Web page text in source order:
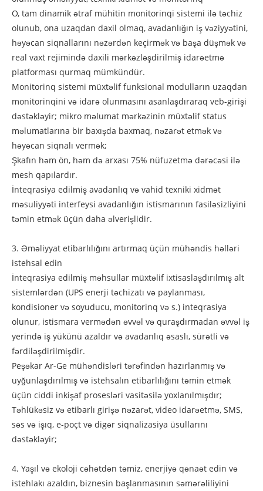
O, tam dinamik ətraf mühitin monitorinqi sistemi ilə təchiz
olunub, ona uzaqdan daxil olmaq, avadanlığın iş vəziyyətini,
həyəcan siqnallarını nəzərdən keçirmək və başa düşmək və
real vaxt rejimində daxili mərkəzləşdirilmiş idarəetmə
platforması qurmaq mümkündür.
Monitorinq sistemi müxtəlif funksional modulların uzaqdan
monitorinqini və idarə olunmasını asanlaşdıraraq veb-girişi
dəstəkləyir; mikro məlumat mərkəzinin müxtəlif status
məlumatlarına bir baxışda baxmaq, nəzarət etmək və
həyəcan siqnalı vermək;
Şkafın həm ön, həm də arxası 75% nüfuzetmə dərəcəsi ilə
mesh qapılardır.
İnteqrasiya edilmiş avadanlıq və vahid texniki xidmət
məsuliyyəti interfeysi avadanlığın istismarının fasiləsizliyini
təmin etmək üçün daha əlverişlidir.
3. Əməliyyat etibarlılığını artırmaq üçün mühəndis həlləri
istehsal edin
İnteqrasiya edilmiş məhsullar müxtəlif ixtisaslaşdırılmış alt
sistemlərdən (UPS enerji təchizatı və paylanması,
kondisioner və soyuducu, monitorinq və s.) inteqrasiya
olunur, istismara vermədən əvvəl və quraşdırmadan əvvəl iş
yerində iş yükünü azaldır və avadanlıq əsaslı, sürətli və
fərdiləşdirilmişdir.
Peşəkar Ar-Ge mühəndisləri tərəfindən hazırlanmış və
uyğunlaşdırılmış və istehsalın etibarlılığını təmin etmək
üçün ciddi inkişaf prosesləri vasitəsilə yoxlanılmışdır;
Təhlükəsiz və etibarlı girişə nəzarət, video idarəetmə, SMS,
səs və işıq, e-poçt və digər siqnalizasiya üsullarını
dəstəkləyir;
4. Yaşıl və ekoloji cəhətdən təmiz, enerjiyə qənaət edin və
istehlakı azaldın, biznesin başlanmasının səmərəliliyini